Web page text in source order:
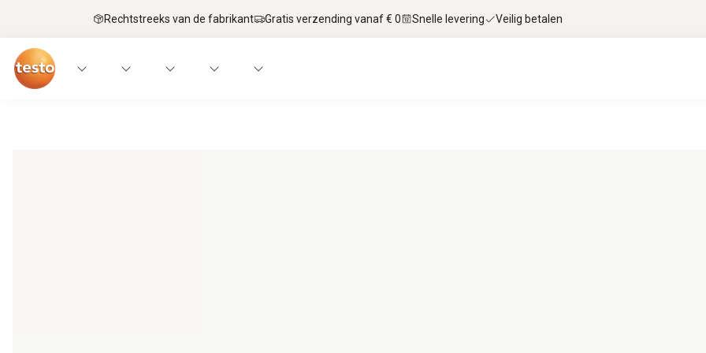
Rechtstreeks van de fabrikant Gratis verzending vanaf € 0 Snelle levering Veilig betalen